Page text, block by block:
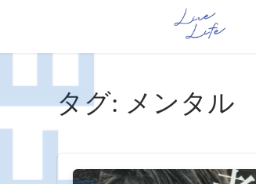
タグ: メンタル